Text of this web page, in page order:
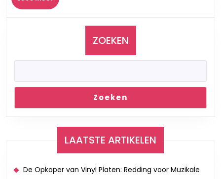
Meer
ZOEKEN
Zoeken
LAATSTE ARTIKELEN
De Opkoper van Vinyl Platen: Redding voor Muzikale